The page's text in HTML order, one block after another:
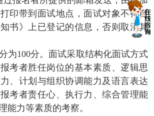
印带到面试地点，面试对象不得自
书》上已登记的信息，否则取消其
为100分。面试采取结构化面试方式
考者胜任岗位的基本素质、逻辑思
、计划与组织协调能力及语言表达
考者责任心、执行力、综合管理能
能力等素质的考察。